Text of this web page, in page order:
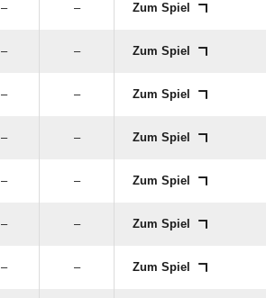
– – Zum Spiel
– – Zum Spiel
– – Zum Spiel
– – Zum Spiel
– – Zum Spiel
– – Zum Spiel
– – Zum Spiel